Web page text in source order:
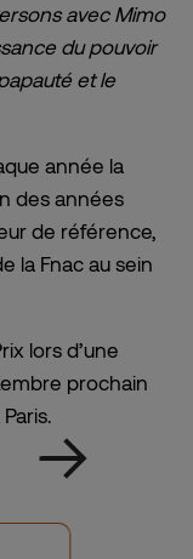
avec Mimo
du pouvoir
et le
année la
des années
de référence,
la Fnac au sein
lors d’une
prochain